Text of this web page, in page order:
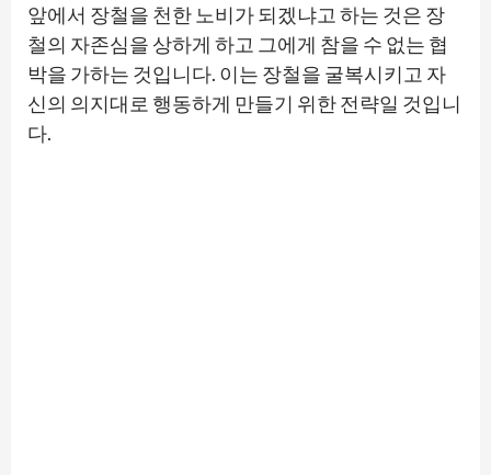
앞에서 장철을 천한 노비가 되겠냐고 하는 것은 장
철의 자존심을 상하게 하고 그에게 참을 수 없는 협
박을 가하는 것입니다. 이는 장철을 굴복시키고 자
신의 의지대로 행동하게 만들기 위한 전략일 것입니
다.